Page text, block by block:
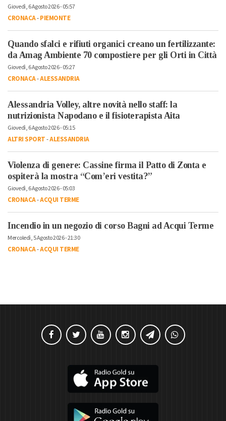
Giovedì, 6 Agosto 2026 - 05:57
CRONACA-PIEMONTE
Quando sfalci e rifiuti organici creano un fertilizzante:
da Amag Ambiente 70 compostiere per gli Orti in Città
Giovedì, 6 Agosto 2026 - 05:27
CRONACA-ALESSANDRIA
Alessandria Volley, altre novità nello staff: la
nutrizionista Napodano e il fisioterapista Aita
Giovedì, 6 Agosto 2026 - 05:15
ALTRI SPORT-ALESSANDRIA
Violenza di genere: Cassine firma il Patto di Zonta e
ospiterà la mostra “Com’eri vestita?”
Giovedì, 6 Agosto 2026 - 05:03
CRONACA-ACQUI TERME
Incendio in un negozio di corso Bagni ad Acqui Terme
Mercoledì, 5 Agosto 2026 - 21:30
CRONACA-ACQUI TERME